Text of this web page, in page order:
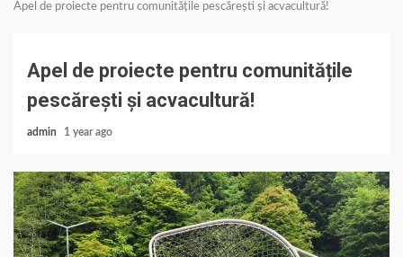
Apel de proiecte pentru comunitățile pescărești și acvacultură!
Apel de proiecte pentru comunitățile
pescărești și acvacultură!
admin 1 year ago